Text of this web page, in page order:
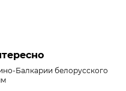
Балкарии белорусского